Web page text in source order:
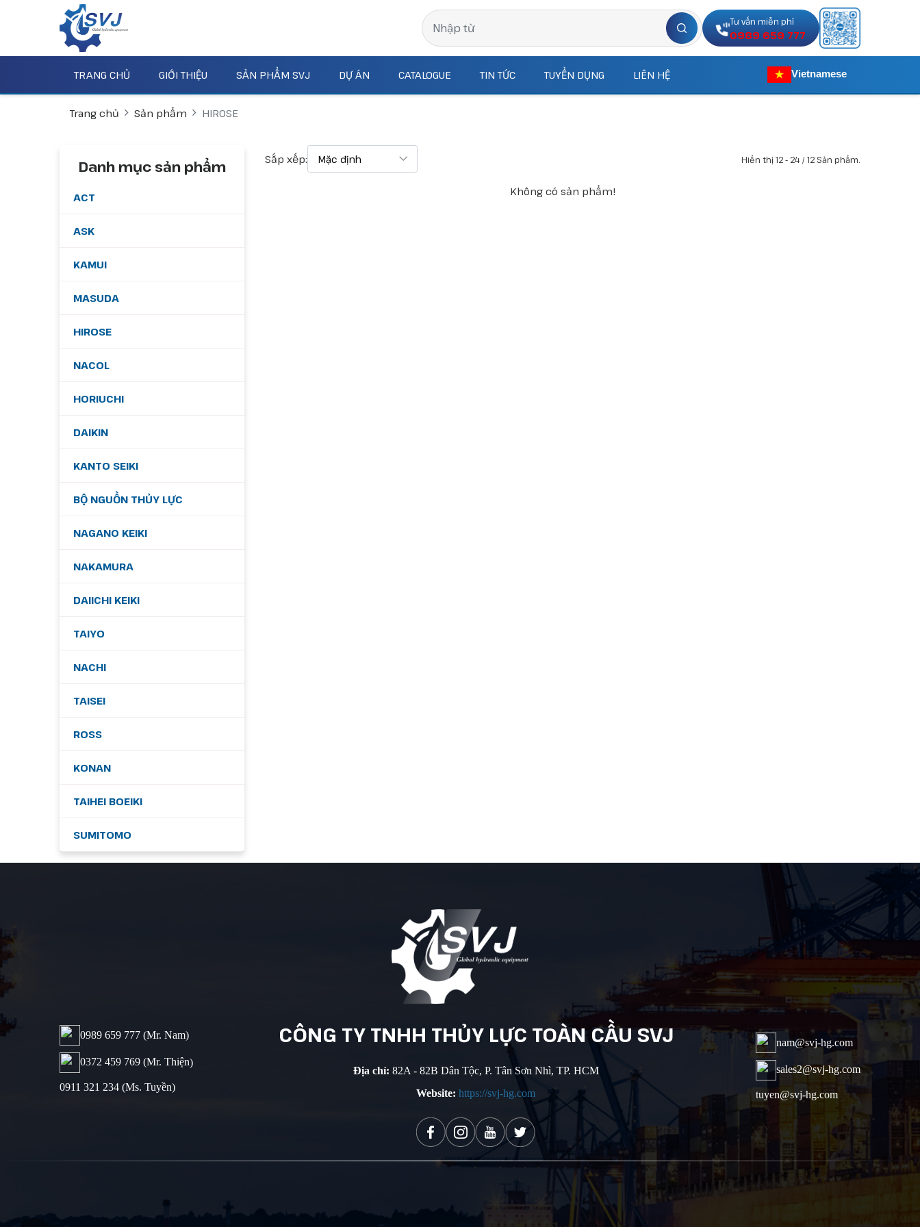
Tư vấn miễn phí
0989 659 777
TRANG CHỦ GIỚI THIỆU SẢN PHẨM SVJ DỰ ÁN CATALOGUE TIN TỨC TUYỂN DỤNG LIÊN HỆ Vietnamese
Trang chủ Sản phẩm HIROSE
Sắp xếp: Hiển thị 12 - 24 / 12 Sản phẩm.
Không có sản phẩm!
Danh mục sản phẩm
ACT
ASK
KAMUI
MASUDA
HIROSE
NACOL
HORIUCHI
DAIKIN
KANTO SEIKI
BỘ NGUỒN THỦY LỰC
NAGANO KEIKI
NAKAMURA
DAIICHI KEIKI
TAIYO
NACHI
TAISEI
ROSS
KONAN
TAIHEI BOEIKI
SUMITOMO
0989 659 777​ (Mr. Nam)
0372 459 769 (Mr. Thiện)
0911 321 234 (Ms. Tuyền)
CÔNG TY TNHH THỦY LỰC TOÀN CẦU SVJ
Địa chỉ: 82A - 82B Dân Tộc, P. Tân Sơn Nhì, TP. HCM
Website: https://svj-hg.com
nam@svj-hg.com
sales2@svj-hg.com
tuyen@svj-hg.com